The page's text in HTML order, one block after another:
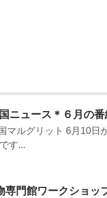
ニュース＊６月の番
マルグリット 6月10日
す...
門館ワークショッ